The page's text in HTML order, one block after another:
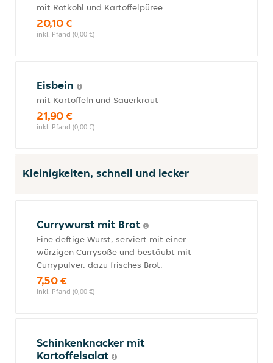
mit Rotkohl und Kartoffelpüree
20,10 €
inkl. Pfand (0,00 €)
Eisbein
mit Kartoffeln und Sauerkraut
21,90 €
inkl. Pfand (0,00 €)
Kleinigkeiten, schnell und lecker
Currywurst mit Brot
Eine deftige Wurst, serviert mit einer
würzigen Currysoße und bestäubt mit
Currypulver, dazu frisches Brot.
7,50 €
inkl. Pfand (0,00 €)
Schinkenknacker mit
Kartoffelsalat